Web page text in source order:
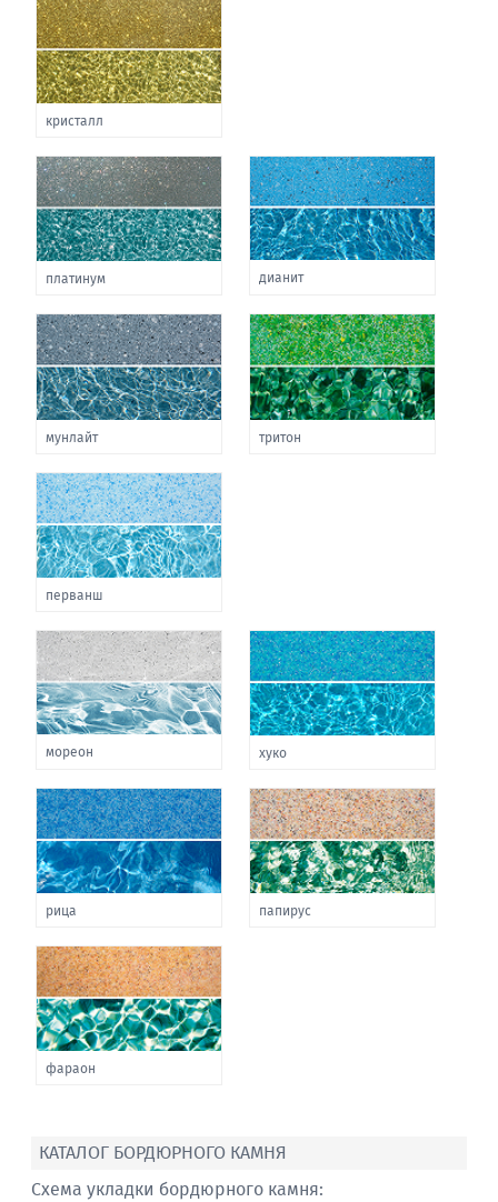
кристалл
платинум дианит
мунлайт тритон
перванш
мореон хуко
рица папирус
фараон
КАТАЛОГ БОРДЮРНОГО КАМНЯ
Схема укладки бордюрного камня: